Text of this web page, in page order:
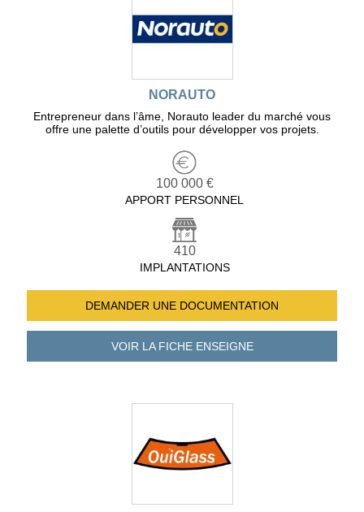
NORAUTO
Entrepreneur dans l’âme, Norauto leader du marché vous
offre une palette d’outils pour développer vos projets.
100 000 €
APPORT PERSONNEL
410
IMPLANTATIONS
DEMANDER UNE DOCUMENTATION
VOIR LA FICHEENSEIGNE